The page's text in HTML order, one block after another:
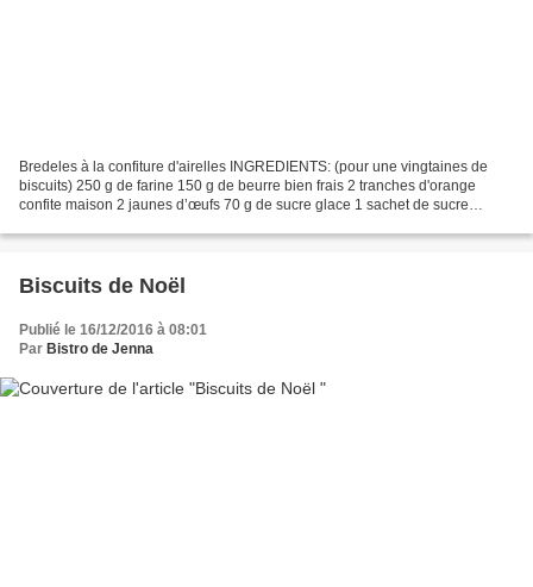
Bredeles à la confiture d'airelles INGREDIENTS: (pour une vingtaines de
biscuits) 250 g de farine 150 g de beurre bien frais 2 tranches d'orange
confite maison 2 jaunes d’œufs 70 g de sucre glace 1 sachet de sucre
Biscuits de Noël
Publié le 16/12/2016 à 08:01
Par Bistro de Jenna